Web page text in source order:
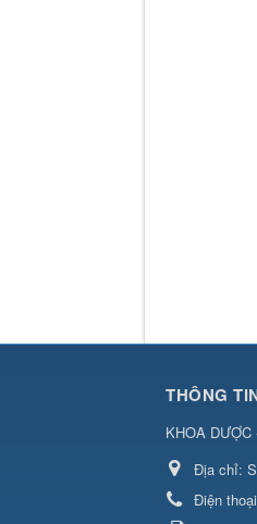
THÔNG
KHOA
Địa chỉ:
Điện